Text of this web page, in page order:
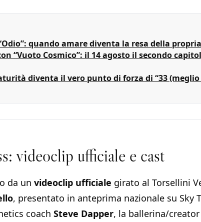
quando amare diventa la resa della
“Vuoto Cosmico”: il 14 agosto il secondo
diventa il vero punto di forza di “33
videoclip ufficiale e cast
da un videoclip ufficiale girato al Torsellini
, presentato in anteprima nazionale su Sky
coach Steve Dapper, la ballerina/creator